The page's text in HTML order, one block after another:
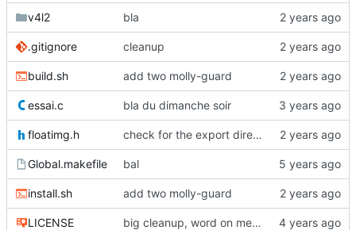
v4l2 bla
.gitignore cleanup
build.sh add two molly-guard
essai.c bla du dimanche soir
floatimg.h check for the export directory (fonderie)
Global.makefile bal
install.sh add two molly-guard
LICENSE big cleanup, word on metadata